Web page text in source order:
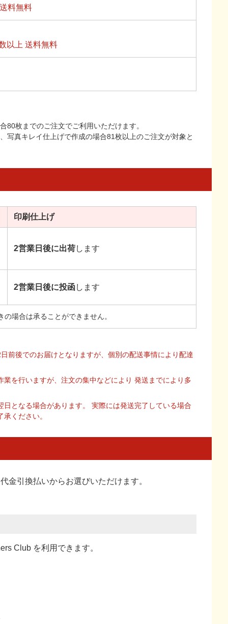
料無料
以上 送料無料
枚までのご注文でご利用いただけます。
写真キレイ仕上げで作成の場合81枚以上のご注文が対象と
印刷仕上げ
2営業日後に出荷します
2営業日後に投函します
場合は承ることができません。
前後でのお届けとなりますが、個別の配送事情により配達
を行いますが、注文の集中などにより 発送までにより多
となる場合があります。 実際には発送完了している場合
ください。
金引換払いからお選びいただけます。
Club を利用できます。